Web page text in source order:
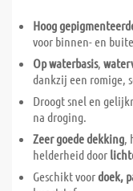
Hoog
voor binnen- en
Op waterbasis,
dankzij een romige,
Droogt snel en
na droging.
Zeer goede dekking,
helderheid door
Geschikt voordoek,